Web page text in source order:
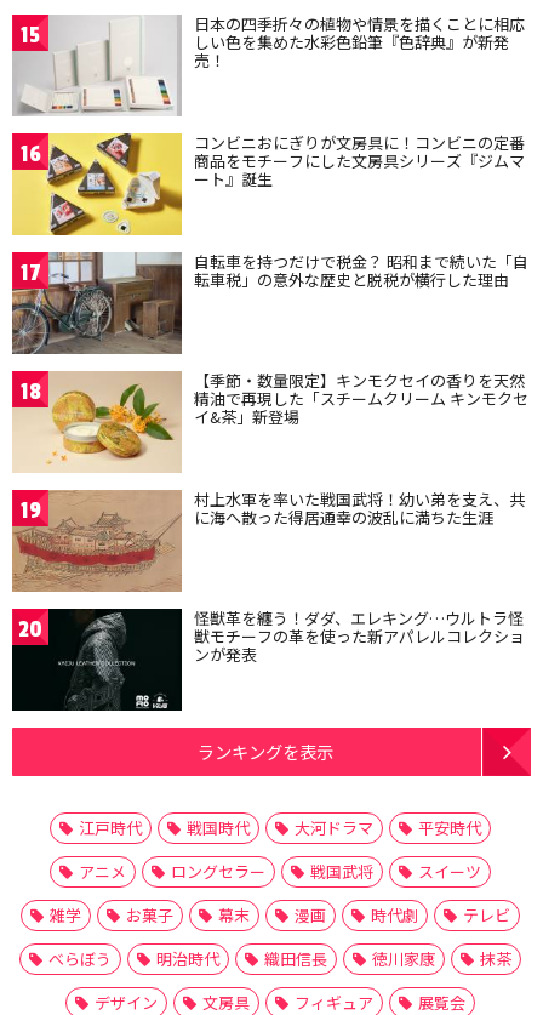
15 日本の四季折々の植物や情景を描くことに相応
しい色を集めた水彩色鉛筆『色辞典』が新発
売！
16 コンビニおにぎりが文房具に！コンビニの定番
商品をモチーフにした文房具シリーズ『ジムマ
ート』誕生
17 自転車を持つだけで税金？ 昭和まで続いた「自
転車税」の意外な歴史と脱税が横行した理由
18 【季節・数量限定】キンモクセイの香りを天然
精油で再現した「スチームクリーム キンモクセ
イ&茶」新登場
19 村上水軍を率いた戦国武将！幼い弟を支え、共
に海へ散った得居通幸の波乱に満ちた生涯
20 怪獣革を纏う！ダダ、エレキング…ウルトラ怪
獣モチーフの革を使った新アパレルコレクショ
ンが発表
ランキングを表示
江戸時代 戦国時代 大河ドラマ
平安時代
アニメ
ロングセラー 戦国武将
スイーツ
雑学
お菓子 幕末 漫画 時代劇
テレビ
べらぼう
明治時代 織田信長 徳川家康
抹茶
デザイン
文房具 フィギュア
展覧会